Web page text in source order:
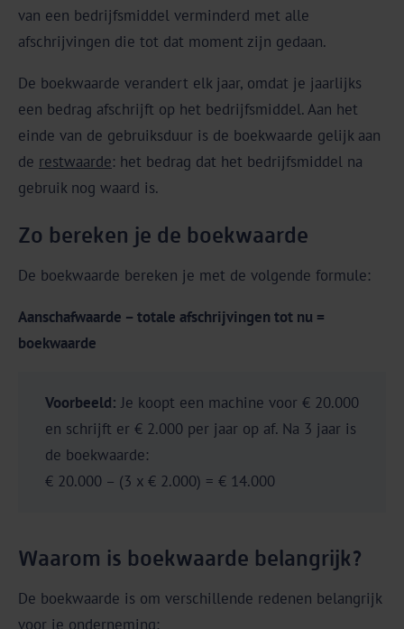
van een bedrijfsmiddel verminderd met alle
afschrijvingen die tot dat moment zijn gedaan.
De boekwaarde verandert elk jaar, omdat je jaarlijks
een bedrag afschrijft op het bedrijfsmiddel. Aan het
einde van de gebruiksduur is de boekwaarde gelijk aan
de restwaarde: het bedrag dat het bedrijfsmiddel na
gebruik nog waard is.
Zo bereken je de boekwaarde
De boekwaarde bereken je met de volgende formule:
Aanschafwaarde – totale afschrijvingen tot nu =
boekwaarde
Voorbeeld: Je koopt een machine voor € 20.000
en schrijft er € 2.000 per jaar op af. Na 3 jaar is
de boekwaarde:
€ 20.000 – (3 x € 2.000) = € 14.000
Waarom is boekwaarde belangrijk?
De boekwaarde is om verschillende redenen belangrijk
voor je onderneming: